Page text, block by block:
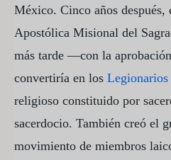
México. Cinco años después,
Apostólica Misional del
más tarde —con la
convertiría en los
religioso constituido por
sacerdocio. También creó el
movimiento de miembros